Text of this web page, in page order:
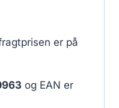
er på
og EAN er